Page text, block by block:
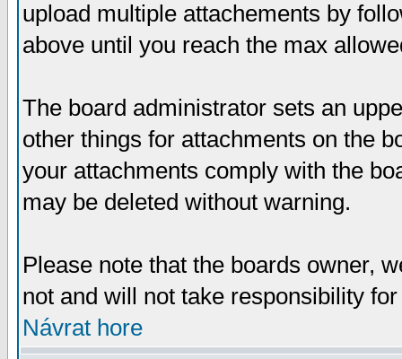
upload multiple attachements by
above until you reach the max
The board administrator sets an
other things for attachments on the
your attachments comply with the
may be deleted without warning.
Please note that the boards owner,
not and will not take responsibility
Návrat hore